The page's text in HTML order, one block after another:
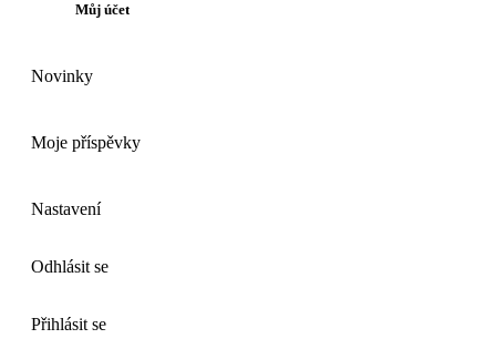
Můj účet
Novinky
Moje příspěvky
Nastavení
Odhlásit se
Přihlásit se